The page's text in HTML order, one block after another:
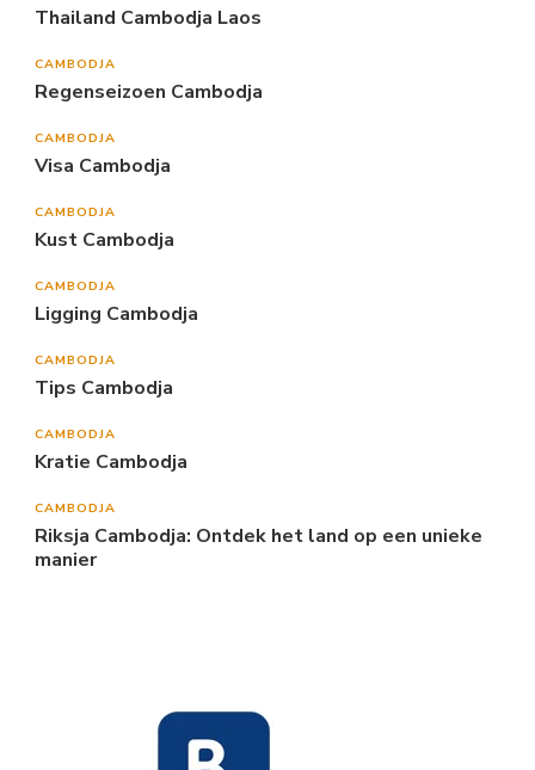
Thailand Cambodja Laos
CAMBODJA
Regenseizoen Cambodja
CAMBODJA
Visa Cambodja
CAMBODJA
Kust Cambodja
CAMBODJA
Ligging Cambodja
CAMBODJA
Tips Cambodja
CAMBODJA
Kratie Cambodja
CAMBODJA
Riksja Cambodja: Ontdek het land op een unieke
manier